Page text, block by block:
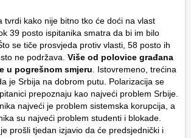
tvrdi kako nije bitno tko će doći na vlast
39 posto ispitanika smatra da bi im bilo
se tiče prosvjeda protiv vlasti, 58 posto ih
ne podržava. Više od polovice građana
u pogrešnom smjeru. Istovremeno, trećina
je Srbija na dobrom putu. Polarizacija se
prepoznaju kao najveći problem Srbije.
najveći je problem sistemska korupcija, a
su najveći problem studenti i blokade.
prošli tjedan izjavio da će predsjednički i